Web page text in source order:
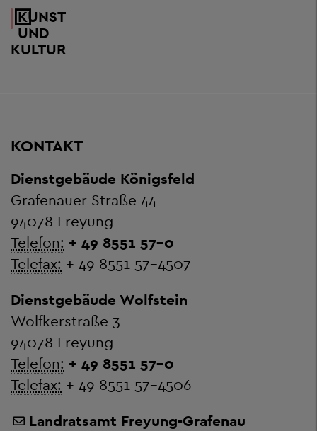
KUNST
UND
KULTUR
KONTAKT
Dienstgebäude Königsfeld
Grafenauer Straße 44
94078 Freyung
Telefon: + 49 8551 57-0
Telefax: + 49 8551 57-4507
Dienstgebäude Wolfstein
Wolfkerstraße 3
94078 Freyung
Telefon: + 49 8551 57-0
Telefax: + 49 8551 57-4506
Landratsamt Freyung-Grafenau